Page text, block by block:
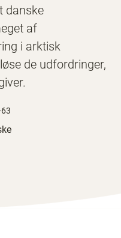
danske
af
i arktisk
de udfordringer,
63